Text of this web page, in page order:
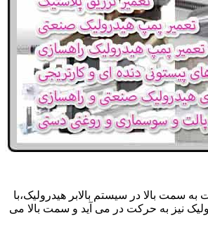
بالا در سیستم بالابر هیدرولیک،با
نیز به حرکت در می آید و سمت بالا می